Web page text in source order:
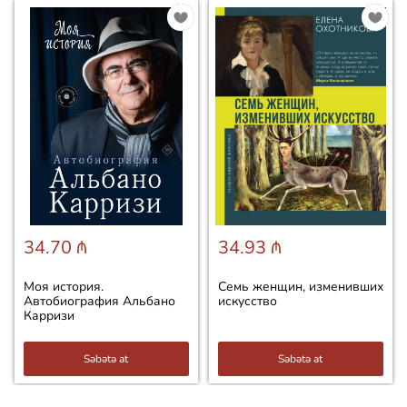
34.70 ₼
Моя история.
Автобиография Альбано
Карризи
Səbətə at
34.93 ₼
Семь женщин, изменивших
искусство
Səbətə at